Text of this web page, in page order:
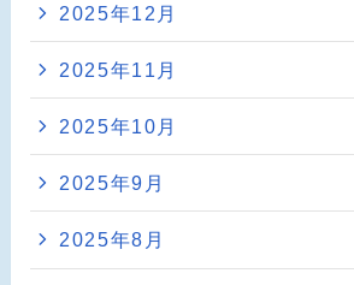
2025年12月
2025年11月
2025年10月
2025年9月
2025年8月